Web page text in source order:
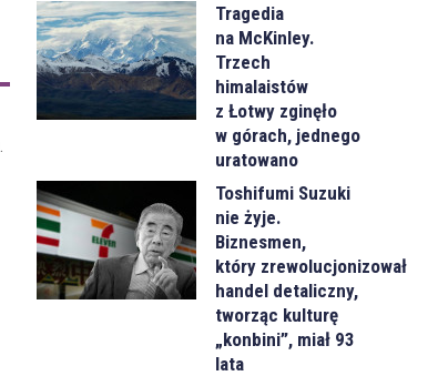
Tragedia
na McKinley.
Trzech
himalaistów
z Łotwy zginęło
w górach, jednego
uratowano
Toshifumi Suzuki
nie żyje.
Biznesmen,
który zrewolucjonizował
handel detaliczny,
tworząc kulturę
„konbini”, miał 93
lata